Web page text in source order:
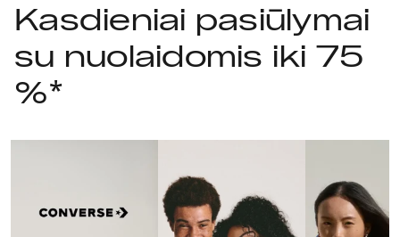
Kasdieniai pasiūlymai
su nuolaidomis iki 75
%*